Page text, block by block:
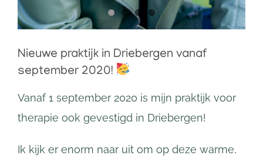
Nieuwe praktijk in Driebergen vanaf
september 2020!
Vanaf 1 september 2020 is mijn praktijk voor
therapie ook gevestigd in Driebergen!
Ik kijk er enorm naar uit om op deze warme,